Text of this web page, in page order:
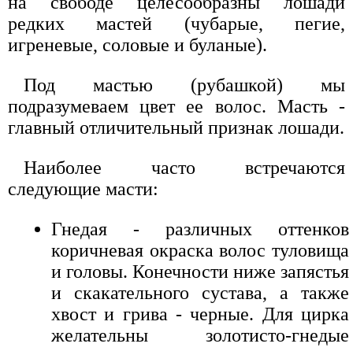
редких мастей (чубарые, пегие,
игреневые, соловые и буланые).
Под мастью (рубашкой) мы
подразумеваем цвет ее волос. Масть -
главный отличительный признак лошади.
Наиболее часто встречаются
следующие масти:
Гнедая - различных оттенков
коричневая окраска волос туловища
и головы. Конечности ниже запястья
и скакательного сустава, а также
хвост и грива - черные. Для цирка
желательны золотисто-гнедые